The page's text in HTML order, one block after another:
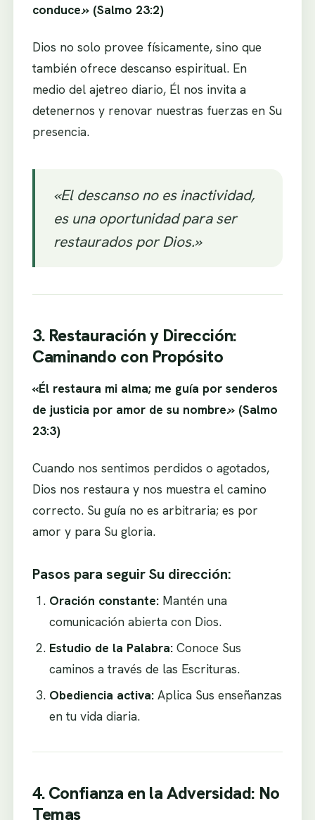
conduce.» (Salmo 23:2)
Dios no solo provee físicamente, sino que
también ofrece descanso espiritual. En
medio del ajetreo diario, Él nos invita a
detenernos y renovar nuestras fuerzas en Su
presencia.
«El descanso no es inactividad,
es una oportunidad para ser
restaurados por Dios.»
3. Restauración y Dirección:
Caminando con Propósito
«Él restaura mi alma; me guía por senderos
de justicia por amor de su nombre.» (Salmo
23:3)
Cuando nos sentimos perdidos o agotados,
Dios nos restaura y nos muestra el camino
correcto. Su guía no es arbitraria; es por
amor y para Su gloria.
Pasos para seguir Su dirección:
Oración constante: Mantén una
comunicación abierta con Dios.
Estudio de la Palabra: Conoce Sus
caminos a través de las Escrituras.
Obediencia activa: Aplica Sus enseñanzas
en tu vida diaria.
4. Confianza en la Adversidad: No
Temas